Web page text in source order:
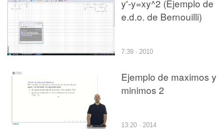
y'-y=xy^2 (Ejemplo de
e.d.o. de Bernouilli)
7:39 · 2010
Ejemplo de maximos y
minimos 2
13:20 · 2014